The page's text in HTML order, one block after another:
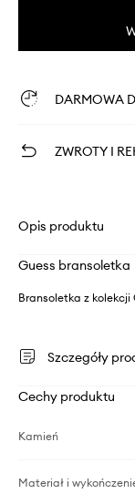
DARMOWA
ZWROTY I
Opis produktu
Guess bransoletka
Bransoletka z
Szczegóły
Cechy produktu
Kamień
Materiał i